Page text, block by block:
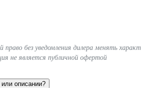
право без уведомления дилера менять
не является публичной офертой
описании?